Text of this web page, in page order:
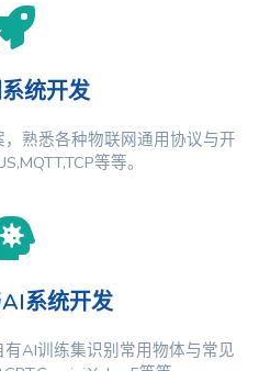
统开发
熟悉各种物联网通用协议与开
等等。
系统开发
AI训练集识别常用物体与常见